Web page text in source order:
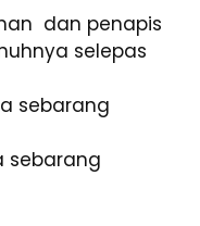
dan penapis
selepas
sebarang
sebarang